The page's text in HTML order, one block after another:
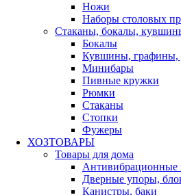
Ножи
Наборы столовых
Стаканы, бокалы,
Бокалы
Кувшины, графины,
Минибары
Пивные кружки
Рюмки
Стаканы
Стопки
Фужеры
ХОЗТОВАРЫ
Товары для дома
Антивибрационные
Дверные упоры,
Канистры, баки